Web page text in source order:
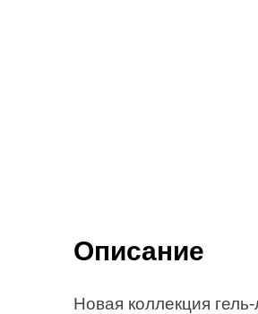
Описание
Новая коллекция